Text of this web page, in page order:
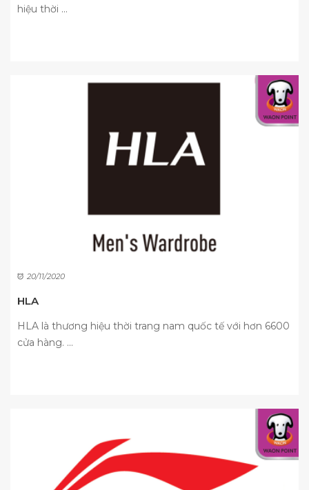
hiệu thời ...
20/11/2020
HLA
HLA là thương hiệu thời trang nam quốc tế với hơn 6600
cửa hàng. ...